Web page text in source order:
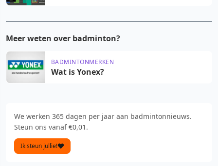
Meer weten over badminton?
BADMINTONMERKEN
Wat is Yonex?
We werken 365 dagen per jaar aan badmintonnieuws.
Steun ons vanaf €0,01.
Ik steun jullie!